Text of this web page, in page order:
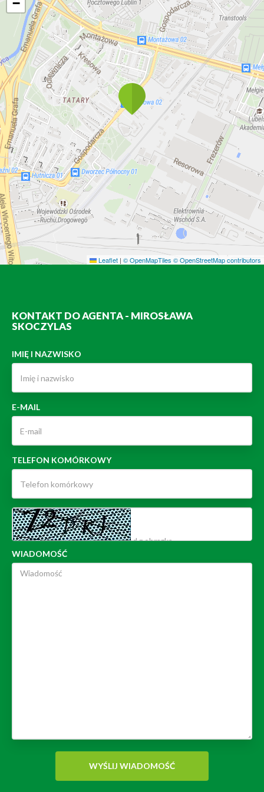
−
Leaflet | © OpenMapTiles © OpenStreetMap contributors
KONTAKT DO AGENTA - MIROSŁAWA
SKOCZYLAS
IMIĘ I NAZWISKO
E-MAIL
TELEFON KOMÓRKOWY
WIADOMOŚĆ